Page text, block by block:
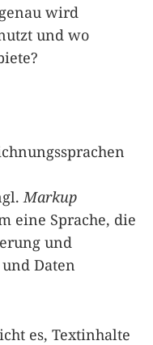
wird
und wo
Markup
eine Sprache, die
und
Daten
es, Textinhalte